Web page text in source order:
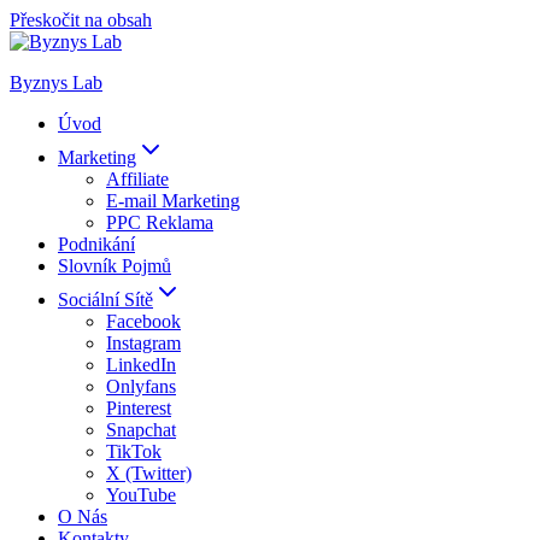
Přeskočit na obsah
Byznys Lab
Úvod
Marketing
Affiliate
E-mail Marketing
PPC Reklama
Podnikání
Slovník Pojmů
Sociální Sítě
Facebook
Instagram
LinkedIn
Onlyfans
Pinterest
Snapchat
TikTok
X (Twitter)
YouTube
O Nás